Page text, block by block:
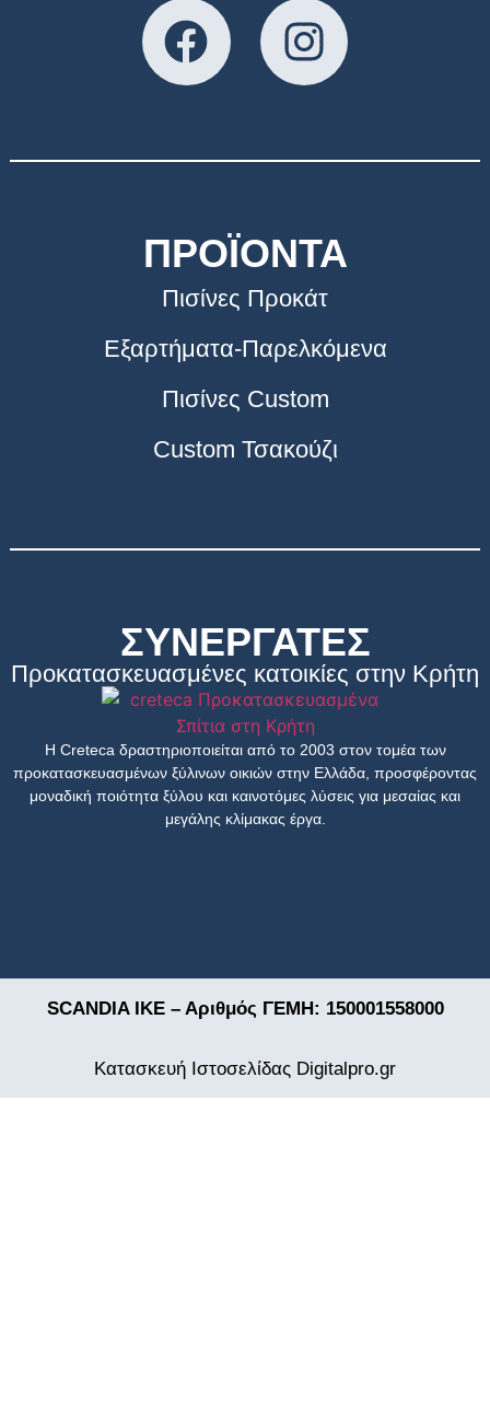
ΠΡΟΪΟΝΤΑ
Πισίνες Προκάτ
Εξαρτήματα-Παρελκόμενα
Πισίνες Custom
Custom Τσακούζι
ΣΥΝΕΡΓΑΤΕΣ
Προκατασκευασμένες κατοικίες στην Κρήτη
Η Creteca δραστηριοποιείται από το 2003 στον τομέα των
προκατασκευασμένων ξύλινων οικιών στην Ελλάδα, προσφέροντας
μοναδική ποιότητα ξύλου και καινοτόμες λύσεις για μεσαίας και
μεγάλης κλίμακας έργα.
SCANDIA ΙΚΕ – Αριθμός ΓΕΜΗ: 150001558000
Κατασκευή Ιστοσελίδας Digitalpro.gr